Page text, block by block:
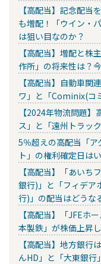
【高配当】記念配当
も増配！「ウイン・
は狙い目なのか？
【高配当】増配と株
作所」の将来性は？
【高配当】自動車関
ワ」と「Cominix(コ
【2024年物流問題
ス」と「遠州トラッ
5％超えの高配当「
ト」の権利確定日は
【高配当】「あいち
銀行)」と「フィデア
行)」の配当はどうな
【高配当】「JFEホ
本製鉄」が株価上昇
【高配当】地方銀行
んHD」と「大東銀行